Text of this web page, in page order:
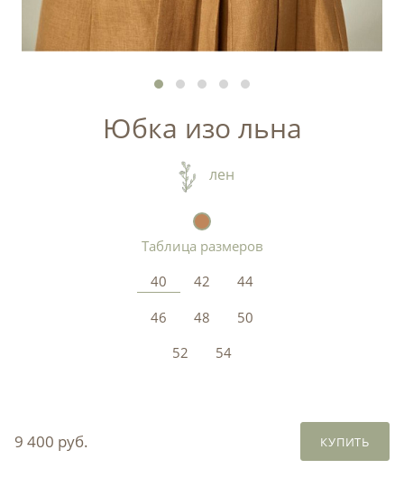
Юбка изо льна
лен
Таблица размеров
40
42
44
46
48
50
52
54
9 400 руб. КУПИТЬ